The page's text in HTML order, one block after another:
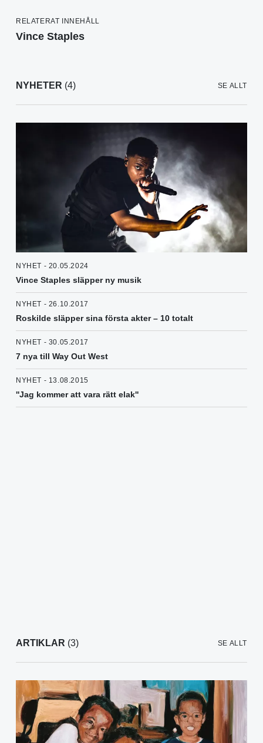
RELATERAT INNEHÅLL
Vince Staples
NYHETER (4) SE ALLT
NYHET - 20.05.2024
Vince Staples släpper ny musik
NYHET - 26.10.2017
Roskilde släpper sina första akter – 10 totalt
NYHET - 30.05.2017
7 nya till Way Out West
NYHET - 13.08.2015
''Jag kommer att vara rätt elak''
ARTIKLAR (3) SE ALLT